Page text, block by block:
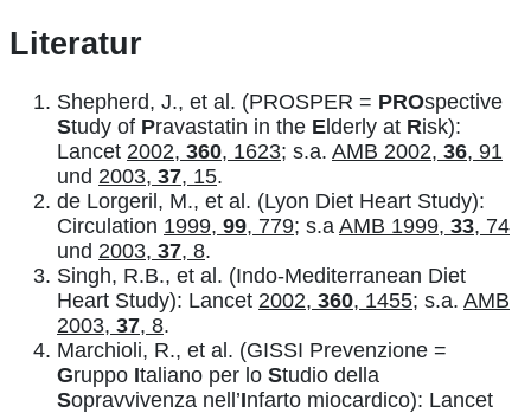
Literatur
Shepherd, J., et al. (PROSPER = PROspective
Study of Pravastatin in the Elderly at Risk):
Lancet 2002, 360, 1623; s.a. AMB 2002, 36, 91
und 2003, 37, 15.
de Lorgeril, M., et al. (Lyon Diet Heart Study):
Circulation 1999, 99, 779; s.a AMB 1999, 33, 74
und 2003, 37, 8.
Singh, R.B., et al. (Indo-Mediterranean Diet
Heart Study): Lancet 2002, 360, 1455; s.a. AMB
2003, 37, 8.
Marchioli, R., et al. (GISSI Prevenzione =
Gruppo Italiano per lo Studio della
Sopravvivenza nell’Infarto miocardico): Lancet